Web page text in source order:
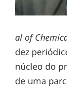
al of
dez
núcleo do
de uma